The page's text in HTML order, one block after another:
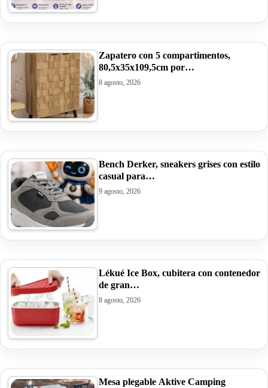
Zapatero con 5 compartimentos,
80,5x35x109,5cm por…
8 agosto, 2026
Bench Derker, sneakers grises con estilo
casual para…
9 agosto, 2026
Lékué Ice Box, cubitera con contenedor
de gran…
8 agosto, 2026
Mesa plegable Aktive Camping